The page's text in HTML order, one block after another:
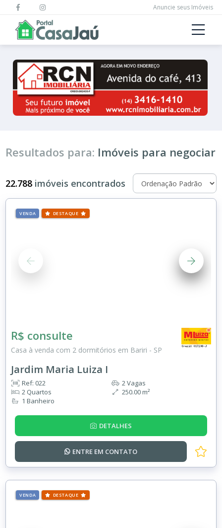
Anuncie seus Imóveis
Resultados para: Imóveis para negociar
22.788 imóveis encontrados
VENDA DESTAQUE
R$ consulte
Casa à venda com 2 dormitórios em Bariri - SP
Jardim Maria Luiza I
Ref: 022
2 Quartos
1 Banheiro
2 Vagas
250.00 m²
DETALHES
ENTRE EM CONTATO
VENDA DESTAQUE